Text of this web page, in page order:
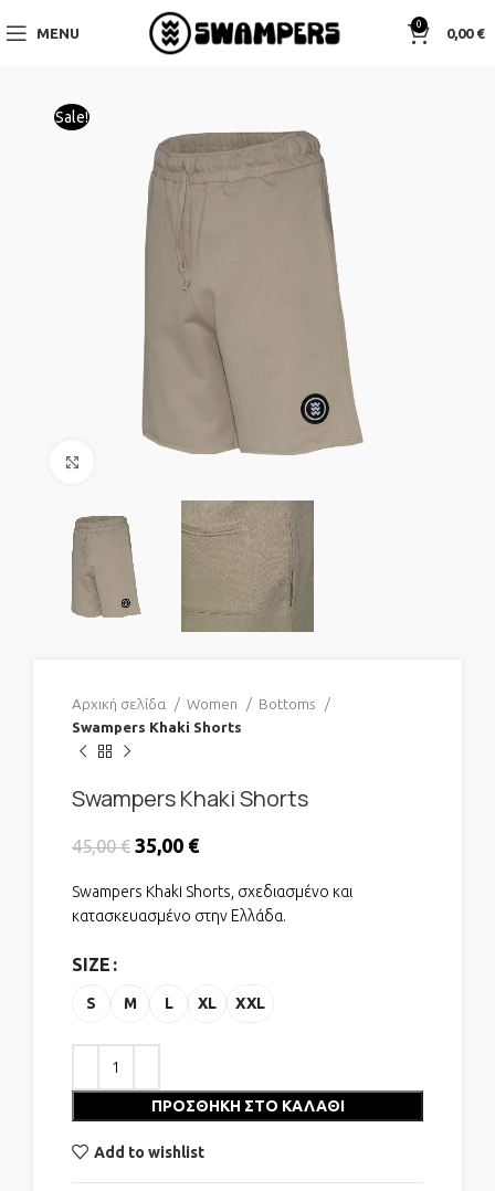
MENU
0
0,00 €
Sale!
Αρχική σελίδα Women
Bottoms
Swampers Khaki Shorts
Swampers Khaki Shorts
45,00€ Original price was: 45,00 €.
35,00 €Η τρέχουσα τιμή είναι:
Swampers Khaki Shorts, σχεδιασμένο και
κατασκευασμένο στην Ελλάδα.
SIZE
S M L XL XXL
ΠΡΟΣΘΉΚΗ ΣΤΟ ΚΑΛΆΘΙ
Add to wishlist